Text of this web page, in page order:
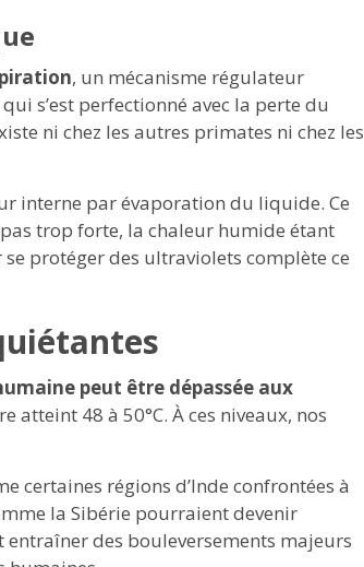
, un mécanisme régulateur
s’est perfectionné avec la perte du
ni chez les autres primates ni chez les
interne par évaporation du liquide. Ce
pas trop forte, la chaleur humide étant
protéger des ultraviolets complète ce
peut être dépassée aux
atteint 48 à 50°C. À ces niveaux, nos
certaines régions d’Inde confrontées à
la Sibérie pourraient devenir
des bouleversements majeurs